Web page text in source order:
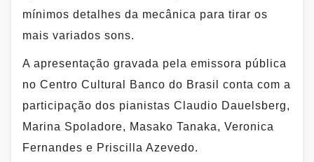
mínimos detalhes da mecânica para tirar os
mais variados sons.
A apresentação gravada pela emissora pública
no Centro Cultural Banco do Brasil conta com a
participação dos pianistas Claudio Dauelsberg,
Marina Spoladore, Masako Tanaka, Veronica
Fernandes e Priscilla Azevedo.